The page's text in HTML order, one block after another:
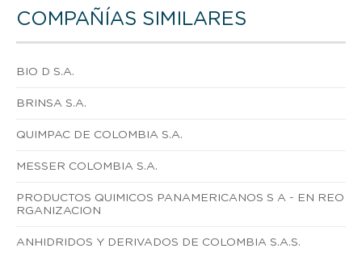
COMPAÑÍAS SIMILARES
BIO D S.A.
BRINSA S.A.
QUIMPAC DE COLOMBIA S.A.
MESSER COLOMBIA S.A.
PRODUCTOS QUIMICOS PANAMERICANOS S A - EN REO
RGANIZACION
ANHIDRIDOS Y DERIVADOS DE COLOMBIA S.A.S.